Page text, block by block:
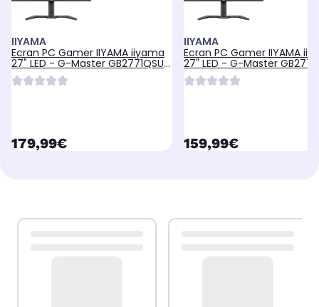
IIYAMA
Ecran PC Gamer IIYAMA iiyama
27" LED - G-Master GB2771QSU-
B1 R
currentPrice
179,99€
IIYAMA
Ecran PC Gamer IIYAMA
27" LED - G-Master
B1 R
currentPrice
159,99€